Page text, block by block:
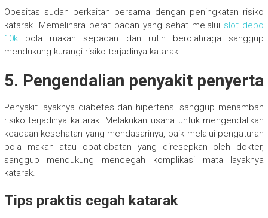
Obesitas sudah berkaitan bersama dengan peningkatan risiko
katarak. Memelihara berat badan yang sehat melalui slot depo
10kpola makan sepadan dan rutin berolahraga sanggup
mendukung kurangi risiko terjadinya katarak.
5. Pengendalian penyakit penyerta
Penyakit layaknya diabetes dan hipertensi sanggup menambah
risiko terjadinya katarak. Melakukan usaha untuk mengendalikan
keadaan kesehatan yang mendasarinya, baik melalui pengaturan
pola makan atau obat-obatan yang diresepkan oleh dokter,
sanggup mendukung mencegah komplikasi mata layaknya
katarak.
Tips praktis cegah katarak